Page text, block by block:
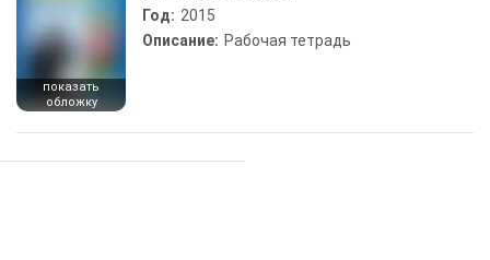
показать
обложку
Год: 2015
Описание: Рабочая тетрадь